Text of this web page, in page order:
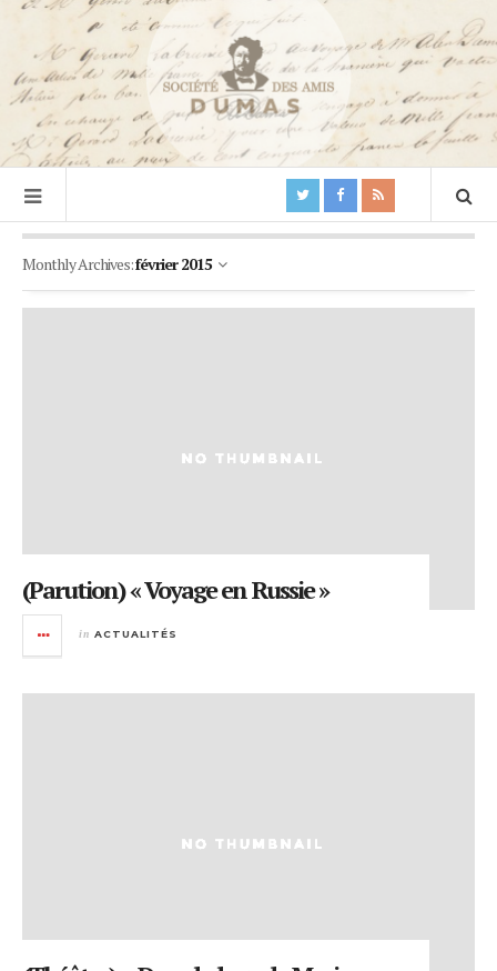
Monthly Archives:février 2015
(Parution) « Voyage en Russie »
in ACTUALITÉS